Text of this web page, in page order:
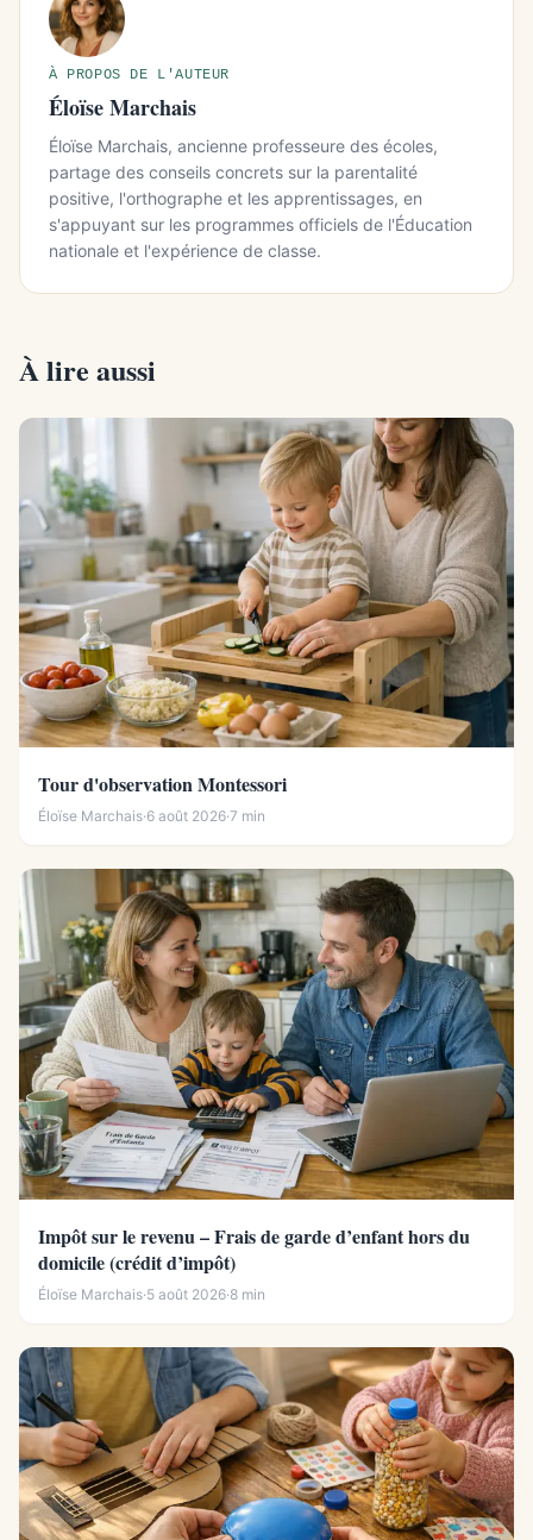
À PROPOS DE L'AUTEUR
Éloïse Marchais
Éloïse Marchais, ancienne professeure des écoles,
partage des conseils concrets sur la parentalité
positive, l'orthographe et les apprentissages, en
s'appuyant sur les programmes officiels de l'Éducation
nationale et l'expérience de classe.
À lire aussi
Tour d'observation Montessori
Éloïse Marchais·6 août 2026·7 min
Impôt sur le revenu – Frais de garde d’enfant hors du
domicile (crédit d’impôt)
Éloïse Marchais·5 août 2026·8 min